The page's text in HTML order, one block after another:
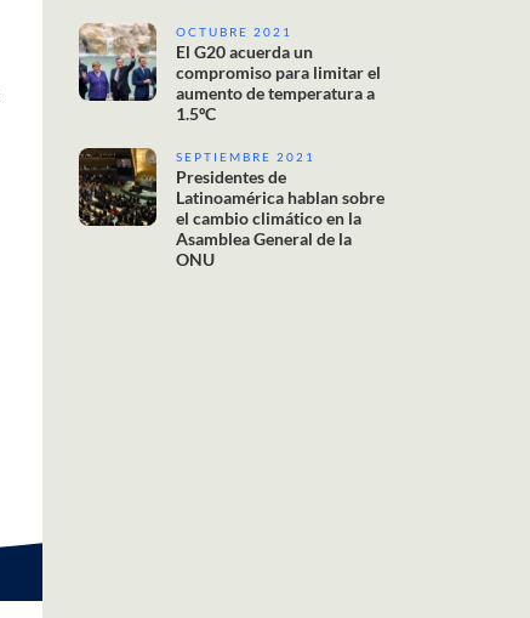
OCTUBRE 2021
El G20 acuerda un
compromiso para limitar el
aumento de temperatura a
1.5ºC
SEPTIEMBRE 2021
Presidentes de
Latinoamérica hablan sobre
el cambio climático en la
Asamblea General de la
ONU